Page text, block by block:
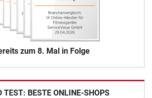
zum 8. Mal in Folge
TEST: BESTE ONLINE-SHOPS